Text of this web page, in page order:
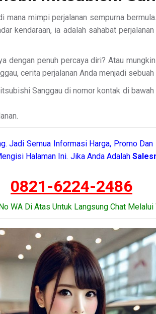
mimpi perjalanan sempurna
kendaraan, ia adalah sahabat
dengan penuh percaya diri? Atau
cerita perjalanan Anda menjadi sebuah
Sanggau di nomor kontak di
Jadi Semua Informasi Harga, Promo
Halaman Ini. Jika Anda Adalah
0821-6224-2486
WA Di Atas Untuk Langsung Chat Melalui